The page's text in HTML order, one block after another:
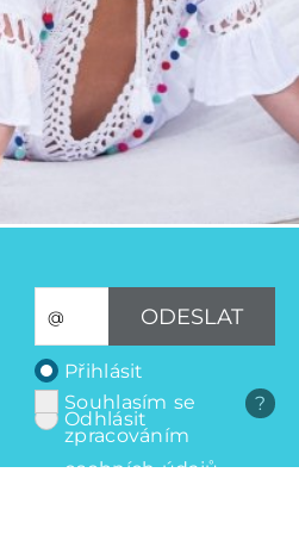
Přihlásit
Odhlásit
Souhlasím se
zpracováním
osobních údajů
?
ODESLAT